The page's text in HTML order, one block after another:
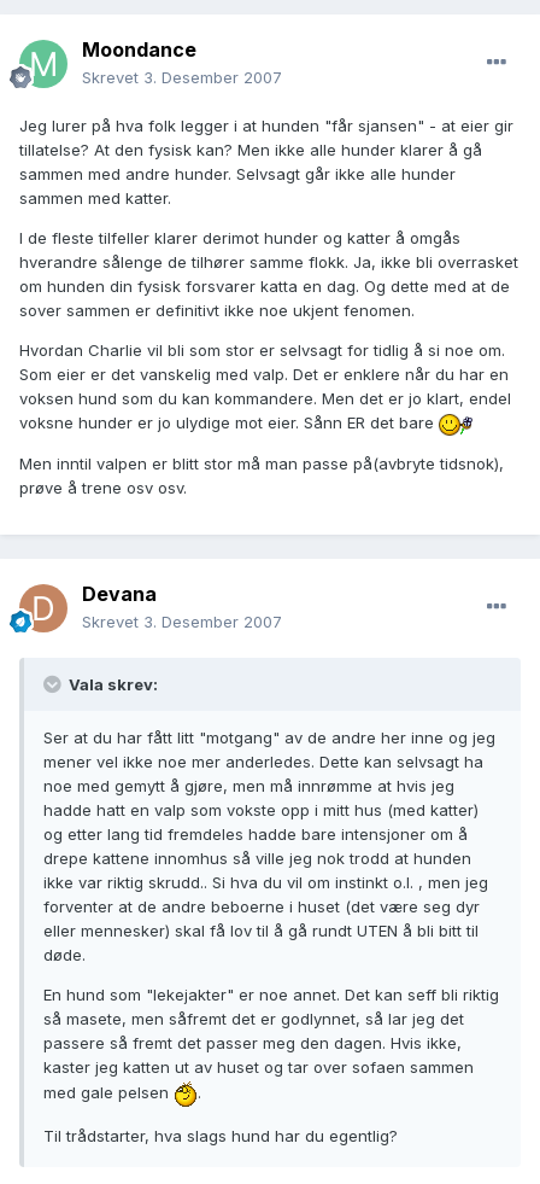
Moondance
Skrevet 3. Desember 2007
Jeg lurer på hva folk legger i at hunden "får sjansen" - at eier gir
tillatelse? At den fysisk kan? Men ikke alle hunder klarer å gå
sammen med andre hunder. Selvsagt går ikke alle hunder
sammen med katter.
I de fleste tilfeller klarer derimot hunder og katter å omgås
hverandre sålenge de tilhører samme flokk. Ja, ikke bli overrasket
om hunden din fysisk forsvarer katta en dag. Og dette med at de
sover sammen er definitivt ikke noe ukjent fenomen.
Hvordan Charlie vil bli som stor er selvsagt for tidlig å si noe om.
Som eier er det vanskelig med valp. Det er enklere når du har en
voksen hund som du kan kommandere. Men det er jo klart, endel
voksne hunder er jo ulydige mot eier. Sånn ER det bare
Men inntil valpen er blitt stor må man passe på(avbryte tidsnok),
prøve å trene osv osv.
Devana
Skrevet 3. Desember 2007
Vala skrev:
Ser at du har fått litt "motgang" av de andre her inne og jeg
mener vel ikke noe mer anderledes. Dette kan selvsagt ha
noe med gemytt å gjøre, men må innrømme at hvis jeg
hadde hatt en valp som vokste opp i mitt hus (med katter)
og etter lang tid fremdeles hadde bare intensjoner om å
drepe kattene innomhus så ville jeg nok trodd at hunden
ikke var riktig skrudd.. Si hva du vil om instinkt o.l. , men jeg
forventer at de andre beboerne i huset (det være seg dyr
eller mennesker) skal få lov til å gå rundt UTEN å bli bitt til
døde.
En hund som "lekejakter" er noe annet. Det kan seff bli riktig
så masete, men såfremt det er godlynnet, så lar jeg det
passere så fremt det passer meg den dagen. Hvis ikke,
kaster jeg katten ut av huset og tar over sofaen sammen
med gale pelsen
.
Til trådstarter, hva slags hund har du egentlig?